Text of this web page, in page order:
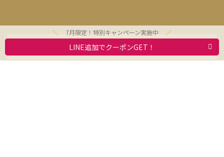
お問合わせ
7月限定！特別キャンペーン実施中
LINE追加でクーポンGET！